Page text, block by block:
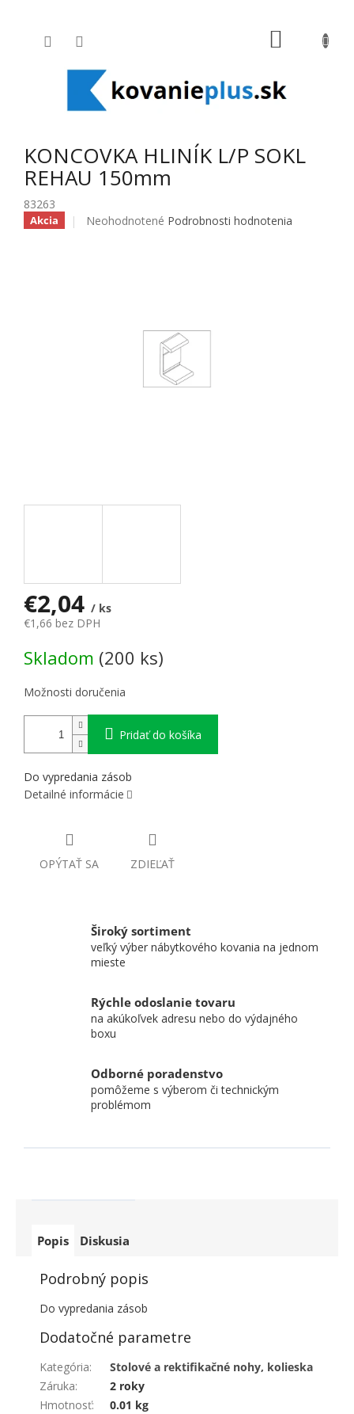
KONCOVKA HLINÍK L/P SOKL
REHAU 150mm
83263
Akcia Priemerné hodnotenie produktu je 0,0 z 5
Neohodnotené Podrobnosti hodnotenia
€2,04 / ks
€1,66 bez DPH
Skladom (200 ks)
Možnosti doručenia
Pridať do košíka
Do vypredania zásob
Detailné informácie
OPÝTAŤ SA ZDIEĽAŤ
Široký sortiment
veľký výber nábytkového kovania na jednom
mieste
Rýchle odoslanie tovaru
na akúkoľvek adresu nebo do výdajného
boxu
Odborné poradenstvo
pomôžeme s výberom či technickým
problémom
Popis Diskusia
Podrobný popis
Do vypredania zásob
Dodatočné parametre
Kategória:
Stolové a rektifikačné nohy, kolieska
Záruka:
2 roky
Hmotnosť:
0.01 kg